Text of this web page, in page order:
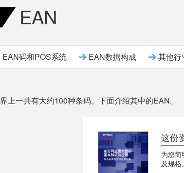
EAN码和POS系统 EAN数据构成 其他行
EAN
上一共有大约100种条码。下面介绍其中的EAN。
这份
为您
及规格。